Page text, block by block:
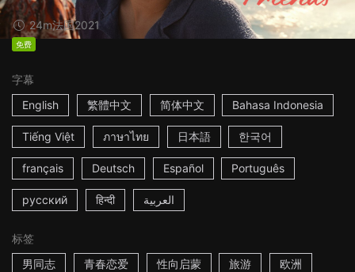
24m法国2021
免费
字幕
English
繁體中文 简体中文 Bahasa Indonesia
Tiếng Việt ภาษาไทย 日本語 한국어
français Deutsch Español Português
русский हिन्दी العربية
标签
男同志
青春恋爱 性向启蒙 旅游 欧洲